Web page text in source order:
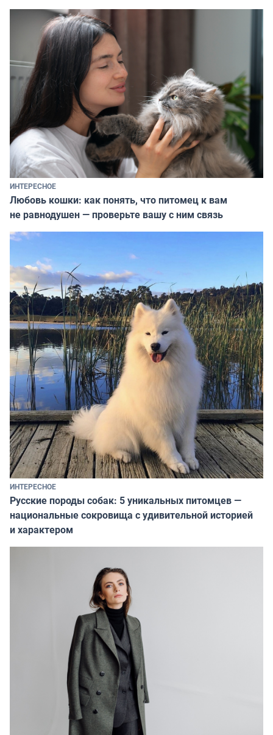
ИНТЕРЕСНОЕ
Любовь кошки: как понять, что питомец к вам
не равнодушен — проверьте вашу с ним связь
ИНТЕРЕСНОЕ
Русские породы собак: 5 уникальных питомцев —
национальные сокровища с удивительной историей
и характером